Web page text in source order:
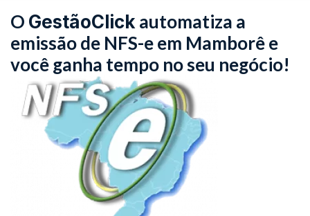
O GestãoClick automatiza a
emissão de NFS-e em Mamborê e
você ganha tempo no seu negócio!